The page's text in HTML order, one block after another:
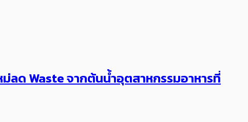
ลด Waste จากต้นน้ำอุตสาหกรรมอาหารที่